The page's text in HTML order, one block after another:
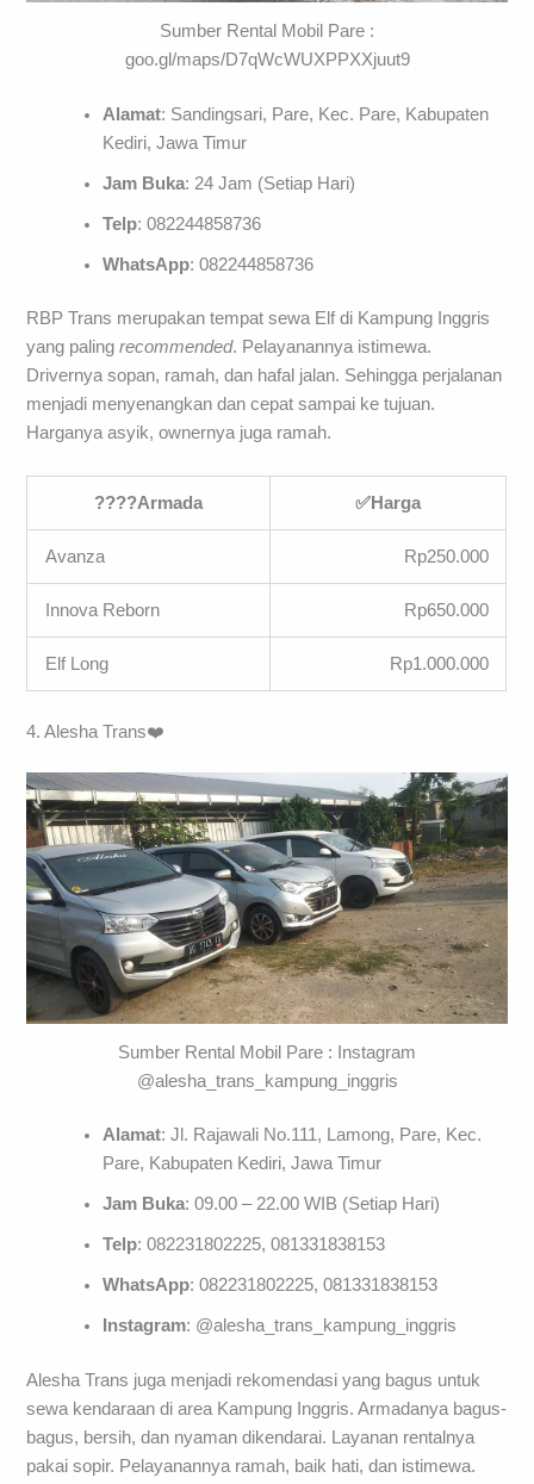
Sumber Rental Mobil Pare :
goo.gl/maps/D7qWcWUXPPXXjuut9
Alamat: Sandingsari, Pare, Kec. Pare, Kabupaten
Kediri, Jawa Timur
Jam Buka: 24 Jam (Setiap Hari)
Telp: 082244858736
WhatsApp: 082244858736
RBP Trans merupakan tempat sewa Elf di Kampung Inggris
yang palingrecommended. Pelayanannya istimewa.
Drivernya sopan, ramah, dan hafal jalan. Sehingga perjalanan
menjadi menyenangkan dan cepat sampai ke tujuan.
Harganya asyik, ownernya juga ramah.
????Armada ✅Harga
Avanza Rp250.000
Innova Reborn Rp650.000
Elf Long Rp1.000.000
4. Alesha Trans❤️
Sumber Rental Mobil Pare : Instagram
@alesha_trans_kampung_inggris
Alamat: Jl. Rajawali No.111, Lamong, Pare, Kec.
Pare, Kabupaten Kediri, Jawa Timur
Jam Buka: 09.00 – 22.00 WIB (Setiap Hari)
Telp: 082231802225, 081331838153
WhatsApp: 082231802225, 081331838153
Instagram: @alesha_trans_kampung_inggris
Alesha Trans juga menjadi rekomendasi yang bagus untuk
sewa kendaraan di area Kampung Inggris. Armadanya bagus-
bagus, bersih, dan nyaman dikendarai. Layanan rentalnya
pakai sopir. Pelayanannya ramah, baik hati, dan istimewa.